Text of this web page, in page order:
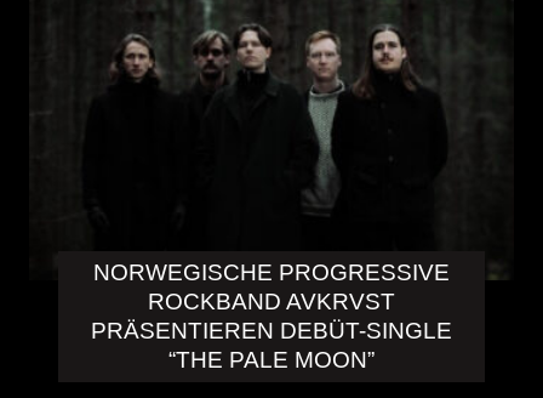
NORWEGISCHE PROGRESSIVE
ROCKBAND AVKRVST
PRÄSENTIEREN DEBÜT-SINGLE
“THE PALE MOON”